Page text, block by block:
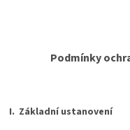
Podmínky
I. Základní ustanovení